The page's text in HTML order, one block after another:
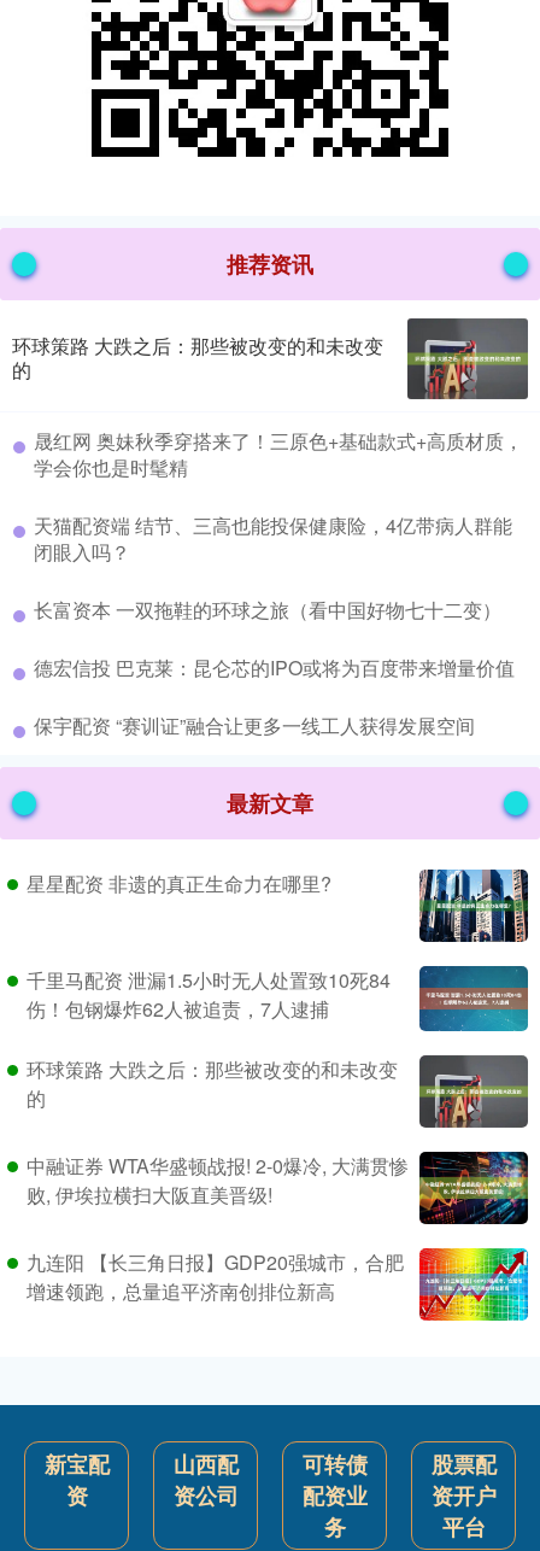
推荐资讯
环球策路 大跌之后：那些被改变的和未改变
的
​晟红网 奥妹秋季穿搭来了！三原色+基础款式+高质材质，
学会你也是时髦精
​天猫配资端 结节、三高也能投保健康险，4亿带病人群能
闭眼入吗？
​长富资本 一双拖鞋的环球之旅（看中国好物七十二变）
​德宏信投 巴克莱：昆仑芯的IPO或将为百度带来增量价值
​保宇配资 “赛训证”融合让更多一线工人获得发展空间
最新文章
星星配资 非遗的真正生命力在哪里?
千里马配资 泄漏1.5小时无人处置致10死84
伤！包钢爆炸62人被追责，7人逮捕
环球策路 大跌之后：那些被改变的和未改变
的
中融证券 WTA华盛顿战报! 2-0爆冷, 大满贯惨
败, 伊埃拉横扫大阪直美晋级!
九连阳 【长三角日报】GDP20强城市，合肥
增速领跑，总量追平济南创排位新高
新宝配
资
山西配
资公司
可转债
配资业
务
股票配
资开户
平台